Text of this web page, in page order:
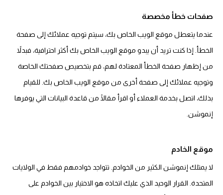
صفحات خطأ مخصصة
عندما يتعطل موقع الويب الخاص بك، سيتم توجيه عملائك إلى صفحة
الخطأ. إذا كنت تريد أن يبدو موقع الويب الخاص بك أكثر احترافية، فبدلاً
من إظهار صفحة الخطأ المعتادة لهم، قم بتخصيص صفحتك الخاصة
وتوجيه عملائك إلى صفحة أخرى من موقع الويب الخاص بك. للقيام
بذلك، اتصل بخدمة العملاء أو اقرأ مقالًا من قاعدة البيانات التي يوفرها
إنموشن.
موقع الخادم
لا يمتلك إنموشن الكثير من الخوادم. تتواجد خوادمهم فقط في الولايات
المتحدة. القرار الوحيد الذي عليك اتخاذه هو الاختيار بين الخوادم على